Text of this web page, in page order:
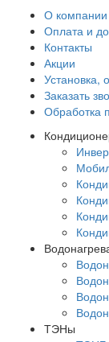
О компании
Оплата и
Контакты
Акции
Установка,
Заказать
Обработка
ТЭНы